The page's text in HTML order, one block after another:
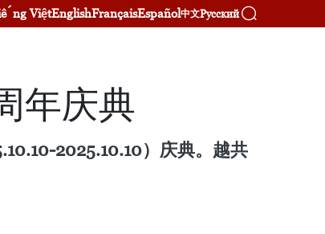
ViệtEnglishFrançaisEspañol中文Русский
年庆典
2025.10.10）庆典。越共